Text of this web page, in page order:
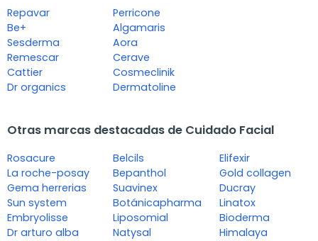
Repavar
Be+
Sesderma
Remescar
Cattier
Dr organics
Perricone
Algamaris
Aora
Cerave
Cosmeclinik
Dermatoline
Otras marcas destacadas de Cuidado Facial
Rosacure
La roche-posay
Gema herrerias
Sun system
Embryolisse
Dr arturo alba
Belcils
Bepanthol
Suavinex
Botánicapharma
Liposomial
Natysal
Elifexir
Gold collagen
Ducray
Linatox
Bioderma
Himalaya